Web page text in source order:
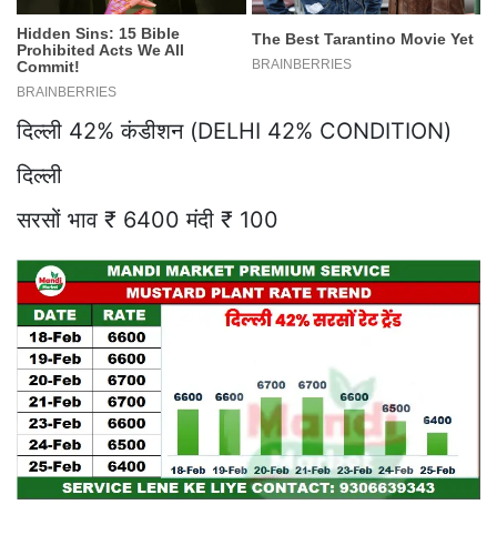
दिल्ली 42% कंडीशन (DELHI 42% CONDITION)
दिल्ली
सरसों भाव ₹ 6400 मंदी ₹ 100